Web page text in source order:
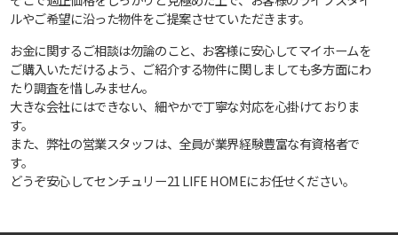
ルやご希望に沿った物件をご提案させていただきます。
お金に関するご相談は勿論のこと、お客様に安心してマイホームを
ご購入いただけるよう、ご紹介する物件に関しましても多方面にわ
たり調査を惜しみません。
大きな会社にはできない、細やかで丁寧な対応を心掛けておりま
す。
また、弊社の営業スタッフは、全員が業界経験豊富な有資格者で
す。
どうぞ安心してセンチュリー21 LIFE HOMEにお任せください。